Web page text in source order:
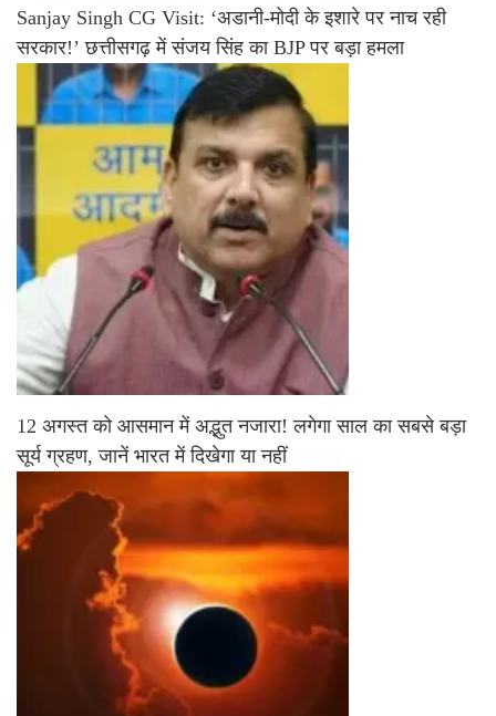
Sanjay Singh CG Visit: ‘अडानी-मोदी के इशारे पर नाच रही
सरकार!’ छत्तीसगढ़ में संजय सिंह का BJP पर बड़ा हमला
12 अगस्त को आसमान में अद्भुत नजारा! लगेगा साल का सबसे बड़ा
सूर्य ग्रहण, जानें भारत में दिखेगा या नहीं